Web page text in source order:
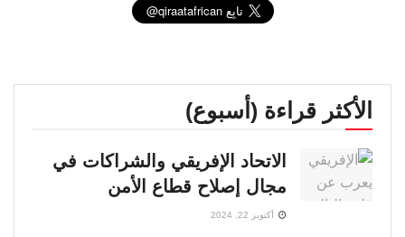
الأكثر قراءة (أسبوع)
الاتحاد الإفريقي والشراكات في
مجال إصلاح قطاع الأمن
أكتوبر 22, 2024